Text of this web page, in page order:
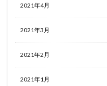
2021年4月
2021年3月
2021年2月
2021年1月